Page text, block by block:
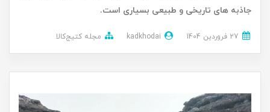
جاذبه های تاریخی و طبیعی بسیاری است.
kadkhodai مجله کتیج‌کالا